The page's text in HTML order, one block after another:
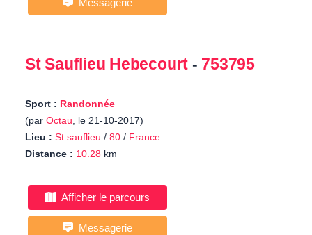
Messagerie
St Sauflieu Hebecourt - 753795
Sport : Randonnée
(par Octau, le 21-10-2017)
Lieu : St sauflieu / 80 / France
Distance : 10.28 km
Afficher le parcours
Messagerie